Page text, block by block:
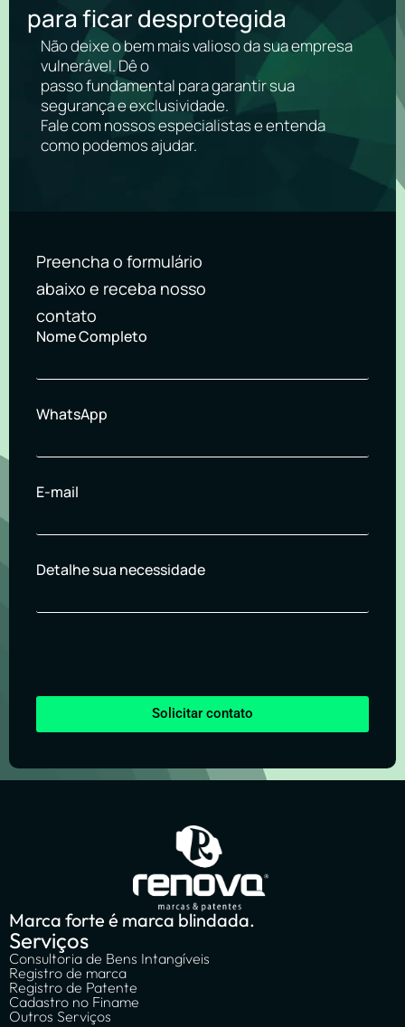
para ficar desprotegida
Não deixe o bem mais valioso da sua empresa
vulnerável. Dê o
passo fundamental para garantir sua
segurança e exclusividade.
Fale com nossos especialistas e entenda
como podemos ajudar.
Preencha o formulário
abaixo e receba nosso
contato
Nome Completo
WhatsApp
E-mail
Detalhe sua necessidade
Solicitar contato
Marca forte é marca blindada.
Serviços
Consultoria de Bens Intangíveis
Registro de marca
Registro de Patente
Cadastro no Finame
Outros Serviços